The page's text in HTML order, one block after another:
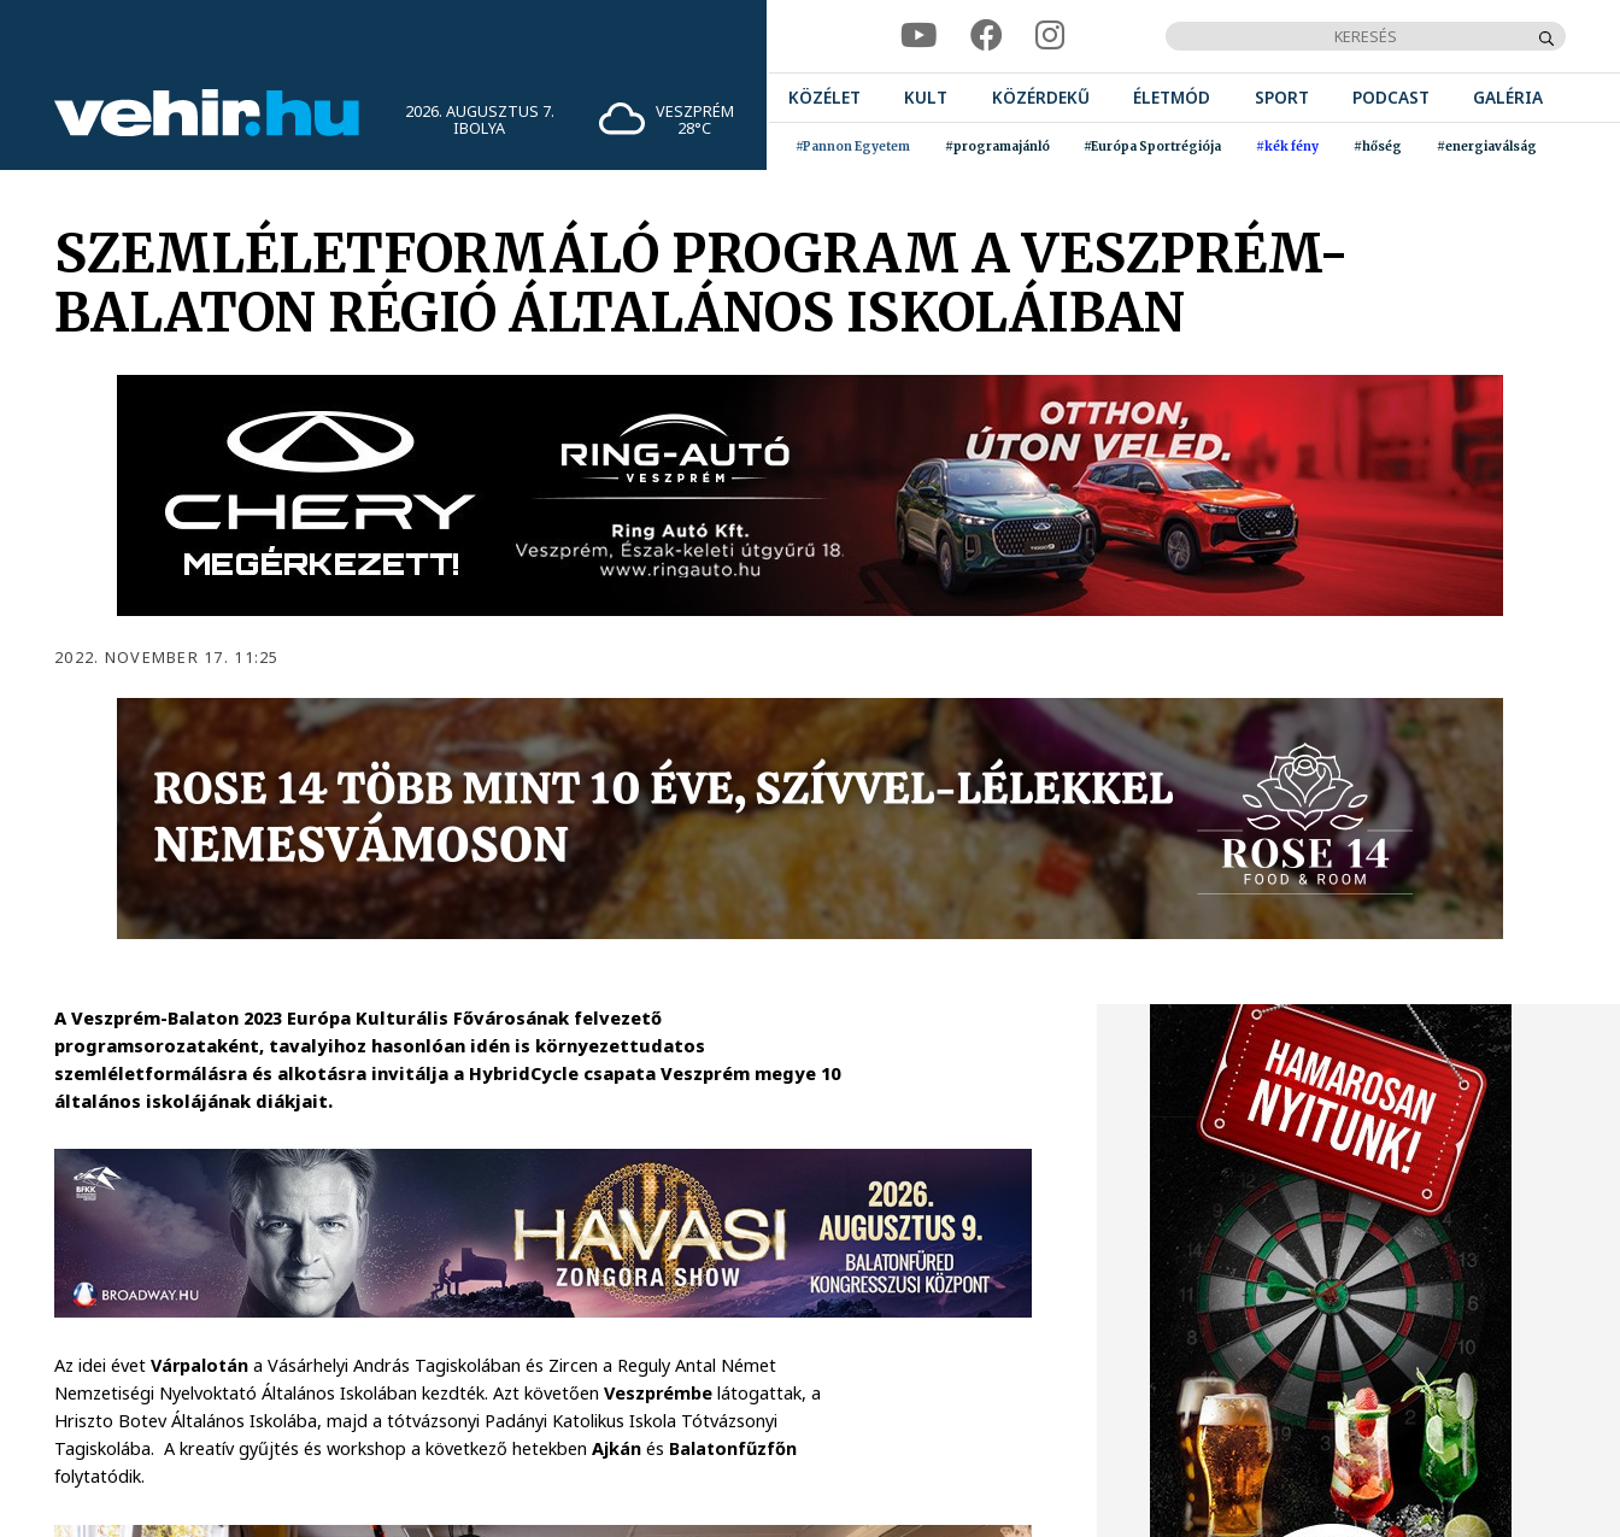
2026. AUGUSZTUS 7.
IBOLYA
VESZPRÉM
28°C
KÖZÉLET KULT KÖZÉRDEKŰ ÉLETMÓD SPORT PODCAST GALÉRIA
#Pannon Egyetem #programajánló #Európa Sportrégiója #kék fény #hőség #energiaválság
SZEMLÉLETFORMÁLÓ PROGRAM A VESZPRÉM-
BALATON RÉGIÓ ÁLTALÁNOS ISKOLÁIBAN
2022. NOVEMBER 17. 11:25
A Veszprém-Balaton 2023 Európa Kulturális Fővárosának felvezető
programsorozataként, tavalyihoz hasonlóan idén is környezettudatos
szemléletformálásra és alkotásra invitálja a HybridCycle csapata Veszprém megye 10
általános iskolájának diákjait.
Az idei évetVárpalotána Vásárhelyi András Tagiskolában és Zircen a Reguly Antal Német
Nemzetiségi Nyelvoktató Általános Iskolában kezdték. Azt követőenVeszprémbelátogattak, a
Hriszto Botev Általános Iskolába, majd a tótvázsonyi Padányi Katolikus Iskola Tótvázsonyi
Tagiskolába. A kreatív gyűjtés és workshop a következő hetekbenAjkánés Balatonfűzfőn
folytatódik.